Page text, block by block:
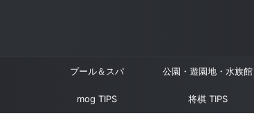
プール＆スパ 公園・遊園地・水族館
mog TIPS 将棋 TIPS